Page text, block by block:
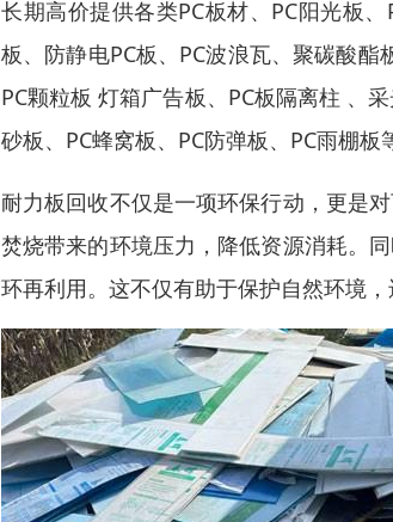
长期高价提供各类PC板材、PC阳光板
板、防静电PC板、PC波浪瓦、聚碳酸
PC颗粒板 灯箱广告板、PC板隔离柱 、
砂板、PC蜂窝板、PC防弹板、PC雨棚板
耐力板回收不仅是一项环保行动，更是
焚烧带来的环境压力，降低资源消耗。
环再利用。这不仅有助于保护自然环境，